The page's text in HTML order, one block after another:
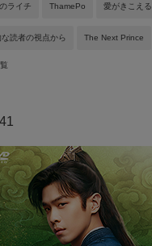
ライチ ThamePo 愛がきこえる
な読者の視点から The Next Prince